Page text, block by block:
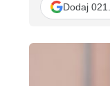
Dodaj